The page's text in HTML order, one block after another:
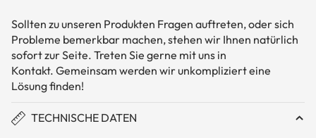
Sollten zu unseren Produkten Fragen auftreten, oder sich
Probleme bemerkbar machen, stehen wir Ihnen natürlich
sofort zur Seite. Treten Sie gerne mit uns in
Kontakt. Gemeinsam werden wir unkompliziert eine
Lösung finden!
TECHNISCHE DATEN